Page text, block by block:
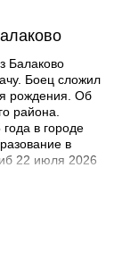
Балаково
Боец сложил
рождения. Об
района.
в городе
в
22 июля 2026